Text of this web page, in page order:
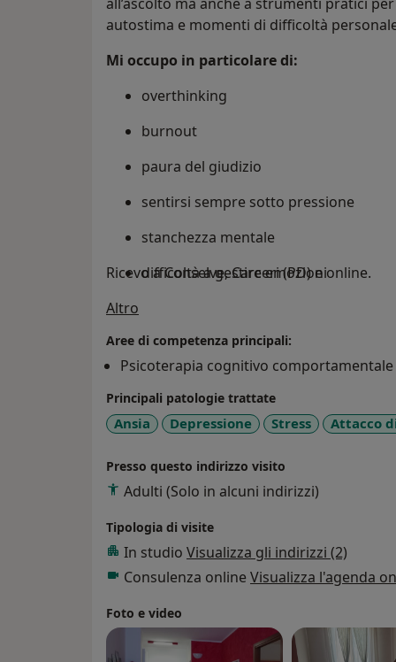
all’ascolto ma anche a strumenti pratici
autostima e momenti di difficoltà
Mi occupo in particolare di:
overthinking
burnout
paura del giudizio
sentirsi sempre sotto pressione
stanchezza mentale
difficoltà a gestire emozioni
attacchi di panico
autostima fragile
Ricevo a Conselve, Carceri (PD) e online.
Altro
Aree di competenza principali:
Psicoterapia cognitivo comportamentale
Principali patologie trattate
Ansia Depressione Stress Attacco
Presso questo indirizzo visito
Adulti (Solo in alcuni indirizzi)
Tipologia di visite
In studio Visualizza gli indirizzi (2)
Consulenza online Visualizza l'agenda
Foto e video